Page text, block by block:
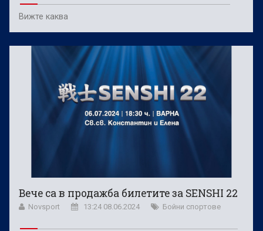
Вижте каква
Вече са в продажба билетите за SENSHI 22
Novsport 13:24 08.06.2024 Бойни спортове